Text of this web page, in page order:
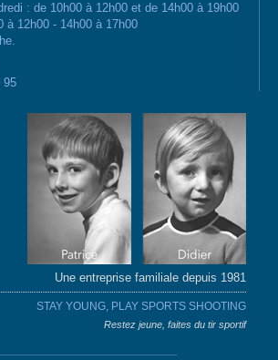
: de 10h00 à 12h00 et de 14h00 à 19h00
à 12h00 - 14h00 à 17h00
95
Une entreprise familiale depuis 1981
STAY YOUNG, PLAY SPORTS SHOOTING
Restez jeune, faites du tir sportif